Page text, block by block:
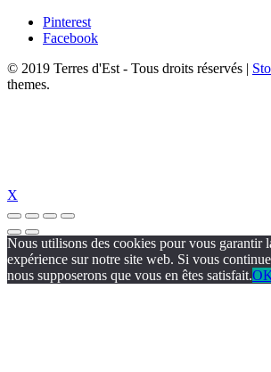
Pinterest
Facebook
© 2019 Terres d'Est - Tous droits réservés |
themes.
X
Nous utilisons des cookies pour vous garantir
expérience sur notre site web. Si vous
nous supposerons que vous en êtes satisfait.